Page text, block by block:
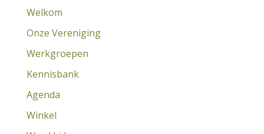
Welkom
Onze Vereniging
Werkgroepen
Kennisbank
Agenda
Winkel